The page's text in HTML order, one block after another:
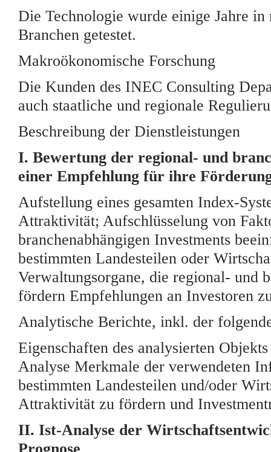
Die Technologie wurde einige Jahre
Branchen getestet.
Makroökonomische Forschung
Die Kunden des INEC Consulting
auch staatliche und regionale
Beschreibung der Dienstleistungen
I. Bewertung der regional- und
einer Empfehlung für ihre
Aufstellung eines gesamten Index-
Attraktivität; Aufschlüsselung von
branchenabhängigen Investments
bestimmten Landesteilen oder
Verwaltungsorgane, die regional- und
fördern Empfehlungen an Investoren
Analytische Berichte, inkl. der
Eigenschaften des analysierten
Analyse Merkmale der verwendeten
bestimmten Landesteilen und/oder
Attraktivität zu fördern und
II. Ist-Analyse der